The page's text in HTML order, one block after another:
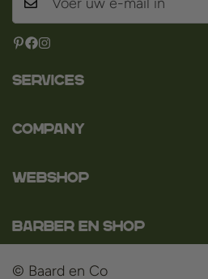
Services
Over ons
Disclaimer
Privacybeleid
Company
Baal 36
België
BTW: BE0463.789.563
WEBSHOP
Scheren
Haar
Barber en Shop
© Baard en Co